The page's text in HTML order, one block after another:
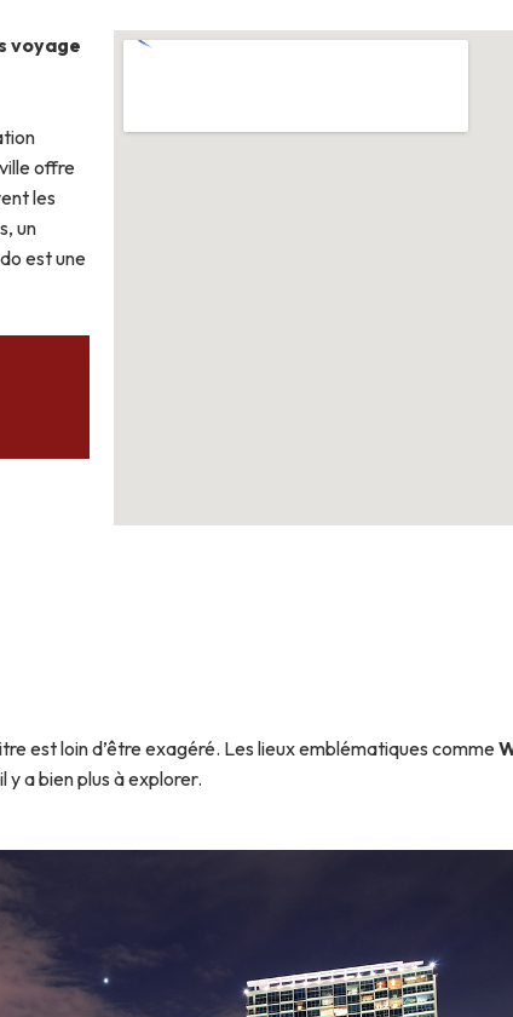
voyage
offre
les
un
est une
est loin d’être exagéré. Les lieux emblématiques comme
y a bien plus à explorer.